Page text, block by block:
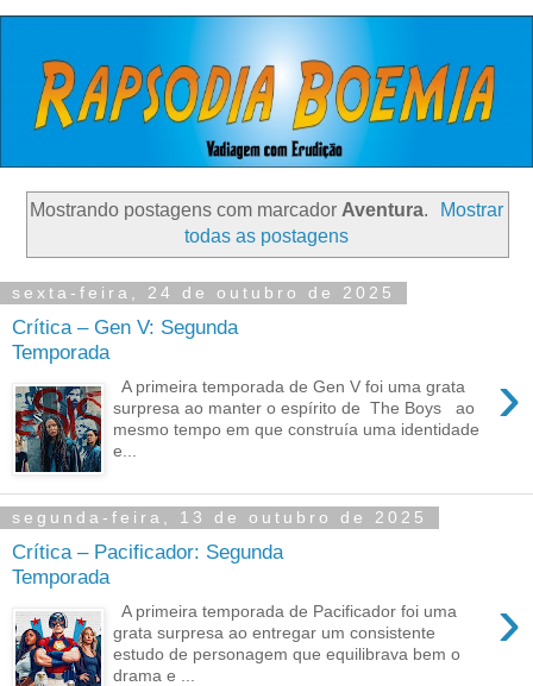
Mostrando postagens com marcador Aventura.
Mostrar
todas as postagens
sexta-feira, 24 de outubro de 2025
Crítica – Gen V: Segunda
Temporada
›
A primeira temporada de Gen V foi uma grata
surpresa ao manter o espírito de The Boys ao
mesmo tempo em que construía uma identidade
e...
segunda-feira, 13 de outubro de 2025
Crítica – Pacificador: Segunda
Temporada
›
A primeira temporada de Pacificador foi uma
grata surpresa ao entregar um consistente
estudo de personagem que equilibrava bem o
drama e ...